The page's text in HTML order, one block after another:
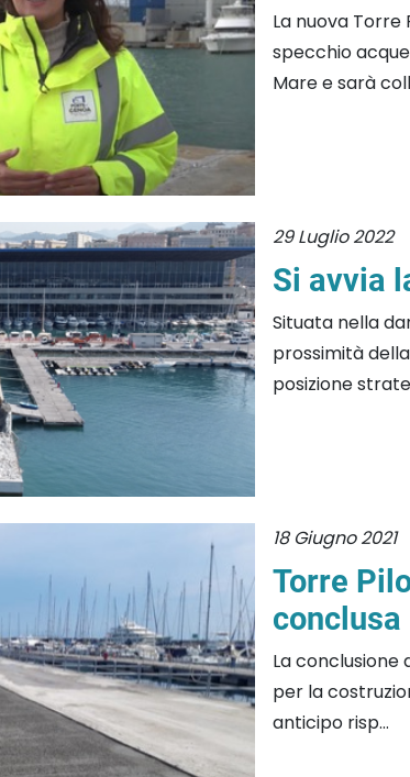
La nuova Torre
specchio
Mare e sarà
29 Luglio 2022
Si avvia
Situata nella
prossimità
posizione
18 Giugno 2021
Torre
conclusa
La conclusione
per la
anticipo risp...